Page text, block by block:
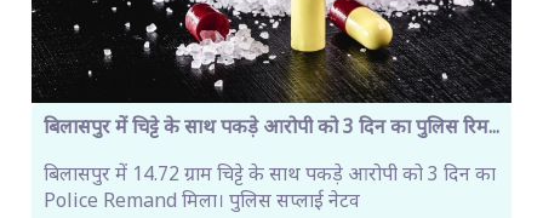
बिलासपुर में चिट्टे के साथ पकड़े आरोपी को 3 दिन का पुलिस रिम...
बिलासपुर में 14.72 ग्राम चिट्टे के साथ पकड़े आरोपी को 3 दिन का
Police Remand मिला। पुलिस सप्लाई नेटव